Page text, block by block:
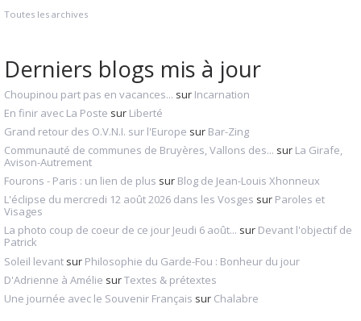
Toutes les archives
Derniers blogs mis à jour
Choupinou part pas en vacances... sur Incarnation
En finir avec La Poste sur Liberté
Grand retour des O.V.N.I. sur l'Europe sur Bar-Zing
Communauté de communes de Bruyères, Vallons des... sur La Girafe,
Avison-Autrement
Fourons - Paris : un lien de plus sur Blog de Jean-Louis Xhonneux
L'éclipse du mercredi 12 août 2026 dans les Vosges sur Paroles et
Visages
La photo coup de coeur de ce jour Jeudi 6 août... sur Devant l'objectif de
Patrick
Soleil levant sur Philosophie du Garde-Fou : Bonheur du jour
D'Adrienne à Amélie surTextes & prétextes
Une journée avec le Souvenir Français sur Chalabre